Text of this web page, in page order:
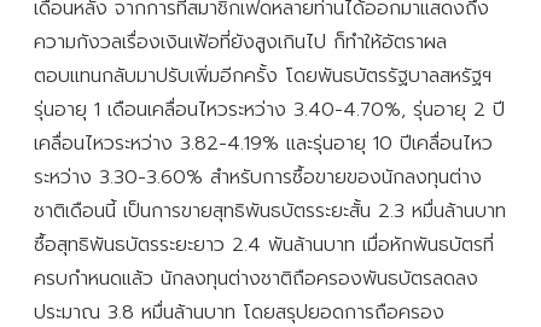
เดือนหลัง จากการที่สมาชิกเฟดหลายท่านได้ออกมาแสดงถึง
ความกังวลเรื่องเงินเฟ้อที่ยังสูงเกินไป ก็ทำให้อัตราผล
ตอบแทนกลับมาปรับเพิ่มอีกครั้ง โดยพันธบัตรรัฐบาลสหรัฐฯ
รุ่นอายุ 1 เดือนเคลื่อนไหวระหว่าง 3.40-4.70%, รุ่นอายุ 2 ปี
เคลื่อนไหวระหว่าง 3.82-4.19% และรุ่นอายุ 10 ปีเคลื่อนไหว
ระหว่าง 3.30-3.60% สำหรับการซื้อขายของนักลงทุนต่าง
ชาติเดือนนี้ เป็นการขายสุทธิพันธบัตรระยะสั้น 2.3 หมื่นล้านบาท
ซื้อสุทธิพันธบัตรระยะยาว 2.4 พันล้านบาท เมื่อหักพันธบัตรที่
ครบกำหนดแล้ว นักลงทุนต่างชาติถือครองพันธบัตรลดลง
ประมาณ 3.8 หมื่นล้านบาท โดยสรุปยอดการถือครอง